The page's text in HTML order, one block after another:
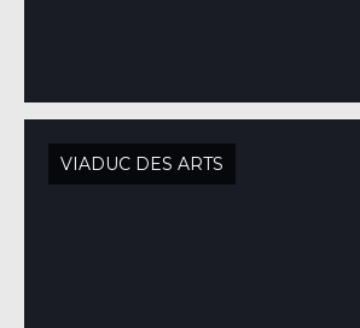
VIADUC DES ARTS